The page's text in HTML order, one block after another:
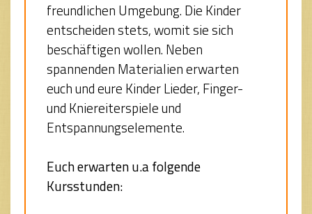
freundlichen Umgebung. Die Kinder
entscheiden stets, womit sie sich
beschäftigen wollen. Neben
spannenden Materialien erwarten
euch und eure Kinder Lieder, Finger-
und Kniereiterspiele und
Entspannungselemente.
Euch erwarten u.a folgende
Kursstunden: